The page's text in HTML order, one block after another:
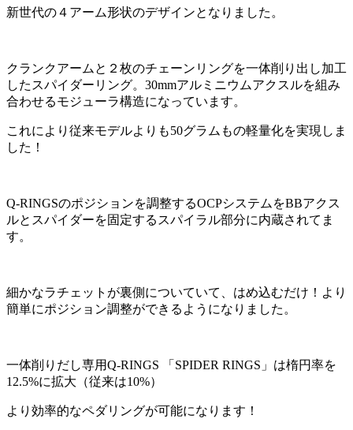
新世代の４アーム形状のデザインとなりました。
クランクアームと２枚のチェーンリングを一体削り出し加工
したスパイダーリング。30mmアルミニウムアクスルを組み
合わせるモジューラ構造になっています。
これにより従来モデルよりも50グラムもの軽量化を実現しま
した！
Q-RINGSのポジションを調整するOCPシステムをBBアクス
ルとスパイダーを固定するスパイラル部分に内蔵されてま
す。
細かなラチェットが裏側についていて、はめ込むだけ！より
簡単にポジション調整ができるようになりました。
一体削りだし専用Q-RINGS 「SPIDER RINGS」は楕円率を
12.5%に拡大（従来は10%）
より効率的なペダリングが可能になります！